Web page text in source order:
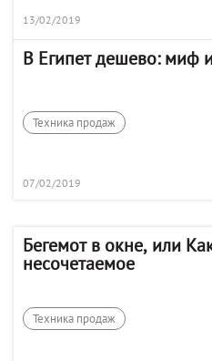
13/02/2019
В Египет дешево: миф
Техника продаж
07/02/2019
Бегемот в окне, или
несочетаемое
Техника продаж